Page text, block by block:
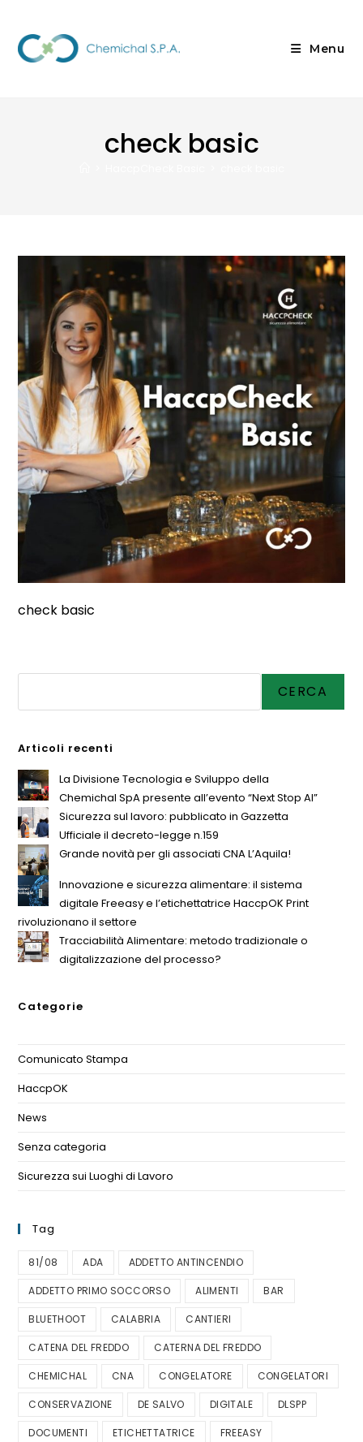
Menu
check basic
check basic
CERCA
Articoli recenti
La Divisione Tecnologia e Sviluppo della
Chemichal SpA presente all’evento “Next Stop AI”
Sicurezza sul lavoro: pubblicato in Gazzetta
Ufficiale il decreto-legge n.159
Grande novità per gli associati CNA L’Aquila!
Innovazione e sicurezza alimentare: il sistema
digitale Freeasy e l’etichettatrice HaccpOK Print
rivoluzionano il settore
Tracciabilità Alimentare: metodo tradizionale o
digitalizzazione del processo?
Categorie
Comunicato Stampa
HaccpOK
News
Senza categoria
Sicurezza sui Luoghi di Lavoro
Tag
81/08 ADA ADDETTO ANTINCENDIO
ADDETTO PRIMO SOCCORSO ALIMENTI BAR
BLUETHOOT CALABRIA CANTIERI
CATENA DEL FREDDO CATERNA DEL FREDDO
CHEMICHAL CNA CONGELATORE CONGELATORI
CONSERVAZIONE DE SALVO DIGITALE DLSPP
DOCUMENTI ETICHETTATRICE FREEASY